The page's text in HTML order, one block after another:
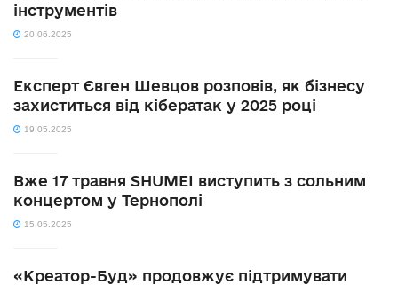
інструментів
20.06.2025
Експерт Євген Шевцов розповів, як бізнесу
захиститься від кібератак у 2025 році
19.05.2025
Вже 17 травня SHUMEI виступить з сольним
концертом у Тернополі
15.05.2025
«Креатор-Буд» продовжує підтримувати